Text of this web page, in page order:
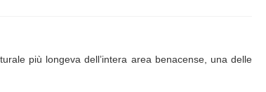
più longeva dell’intera area benacense, una delle